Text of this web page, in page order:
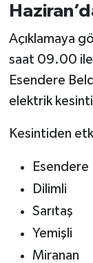
Açıklamaya
saat 09.00 ile
Esendere
elektrik
Kesintiden
Esendere
Dilimli
Sarıtaş
Yemişli
Miranan